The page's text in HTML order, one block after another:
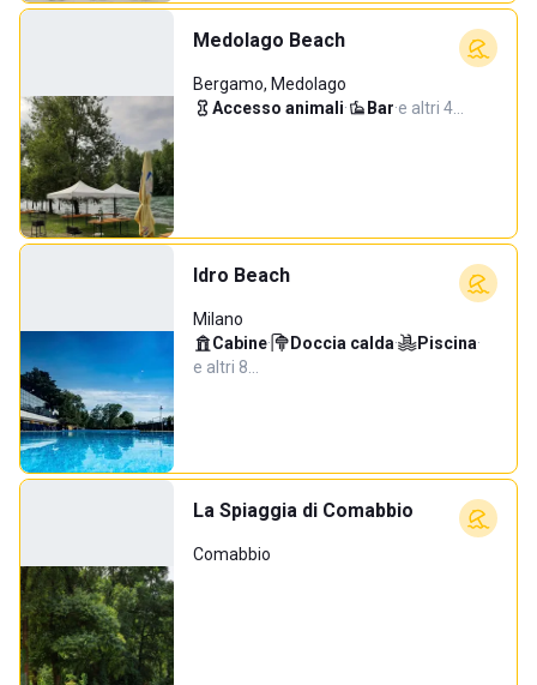
Medolago Beach
Bergamo, Medolago
Accesso animali· Bar·e altri 4…
Idro Beach
Milano
Cabine· Doccia calda· Piscina·
e altri 8…
La Spiaggia di Comabbio
Comabbio